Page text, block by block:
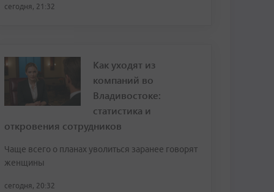
сегодня, 21:32
Как уходят из
компаний во
Владивостоке:
статистика и
откровения сотрудников
Чаще всего о планах уволиться заранее говорят
женщины
сегодня, 20:32